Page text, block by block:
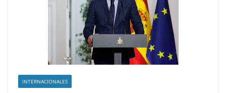
INTERNACIONALES